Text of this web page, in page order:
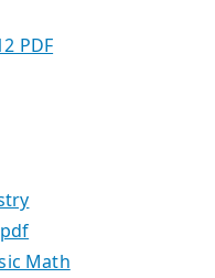
PDF
Math